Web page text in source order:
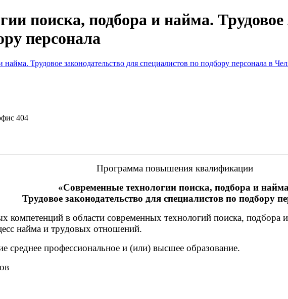
поиска, подбора и найма. Трудовое
персонала
404
Программа повышения квалификации
«Современные технологии поиска, подбора и
Трудовое законодательство для специалистов по подбору
компетенций в области современных технологий поиска, подбора
найма и трудовых отношений.
среднее профессиональное и (или) высшее образование.